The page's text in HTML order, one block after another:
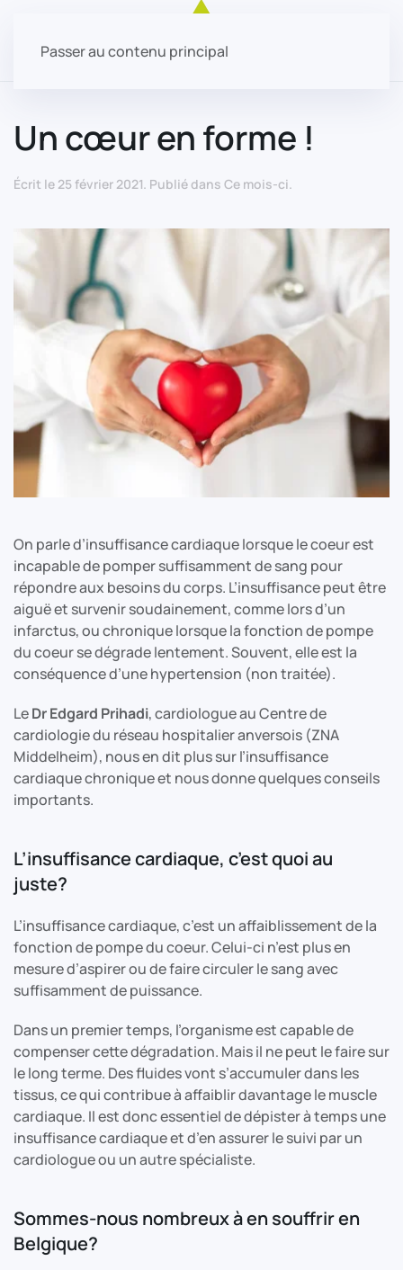
Passer au contenu principal
Un cœur en forme !
Écrit le 25 février 2021. Publié dans Ce mois-ci.
On parle d’insuffisance cardiaque lorsque le coeur est
incapable de pomper suffisamment de sang pour
répondre aux besoins du corps. L’insuffisance peut être
aiguë et survenir soudainement, comme lors d’un
infarctus, ou chronique lorsque la fonction de pompe
du coeur se dégrade lentement. Souvent, elle est la
conséquence d’une hypertension (non traitée).
LeDr Edgard Prihadi, cardiologue au Centre de
cardiologie du réseau hospitalier anversois (ZNA
Middelheim), nous en dit plus sur l’insuffisance
cardiaque chronique et nous donne quelques conseils
importants.
L’insuffisance cardiaque, c’est quoi au
juste?
L’insuffisance cardiaque, c’est un affaiblissement de la
fonction de pompe du coeur. Celui-ci n’est plus en
mesure d’aspirer ou de faire circuler le sang avec
suffisamment de puissance.
Dans un premier temps, l’organisme est capable de
compenser cette dégradation. Mais il ne peut le faire sur
le long terme. Des fluides vont s’accumuler dans les
tissus, ce qui contribue à affaiblir davantage le muscle
cardiaque. Il est donc essentiel de dépister à temps une
insuffisance cardiaque et d’en assurer le suivi par un
cardiologue ou un autre spécialiste.
Sommes-nous nombreux à en souffrir en
Belgique?